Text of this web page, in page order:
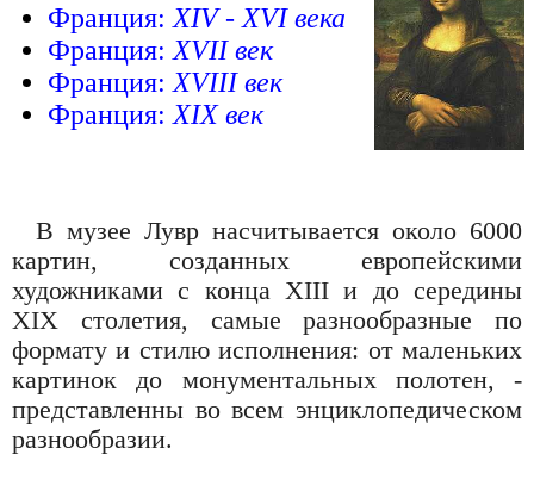
Франция: XIV - XVI века
Франция: XVII век
Франция: XVIII век
Франция: XIX век
В музее Лувр насчитывается около 6000
картин, созданных европейскими
художниками с конца XIII и до середины
XIX столетия, самые разнообразные по
формату и стилю исполнения: от маленьких
картинок до монументальных полотен, -
представленны во всем энциклопедическом
разнообразии.